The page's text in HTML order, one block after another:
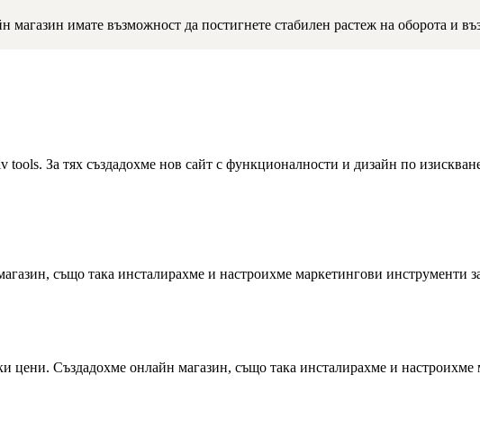
магазин имате възможност да постигнете стабилен растеж на оборота и
tools. За тях създадохме нов сайт с функционалности и дизайн по
също така инсталирахме и настроихме маркетингови инструменти
цени. Създадохме онлайн магазин, също така инсталирахме и